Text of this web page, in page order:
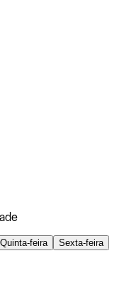
Quinta-feira
Sexta-feira